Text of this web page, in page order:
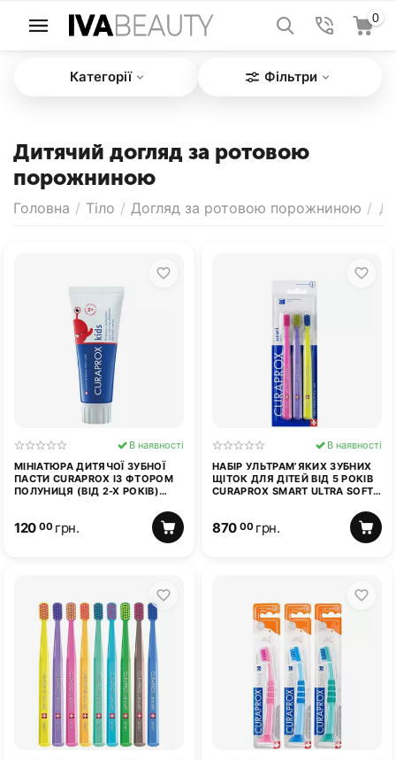
0
Категорії Фільтри
Дитячий догляд за ротовою
порожниною
Головна / Тіло / Догляд за ротовою порожниною /
МІНІАТЮРА ДИТЯЧОЇ ЗУБНОЇ
ПАСТИ CURAPROX ІЗ ФТОРОМ
ПОЛУНИЦЯ (ВІД 2-Х РОКІВ)
В наявності
120 00 грн.
НАБІР УЛЬТРАМ’ЯКИХ ЗУБНИХ
ЩІТОК ДЛЯ ДІТЕЙ ВІД 5 РОКІВ
CURAPROX SMART ULTRA SOFT
В наявності
870 00 грн.